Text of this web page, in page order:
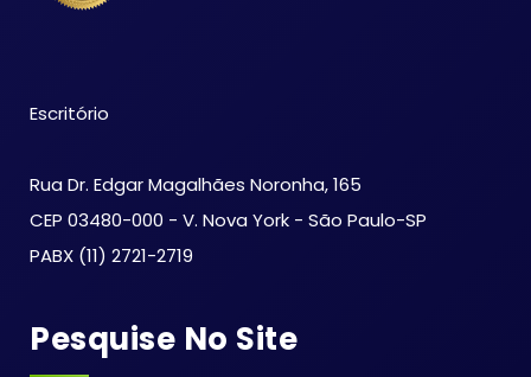
Escritório
Rua Dr. Edgar Magalhães Noronha, 165
CEP 03480-000 - V. Nova York - São Paulo-SP
PABX (11) 2721-2719
Pesquise No Site